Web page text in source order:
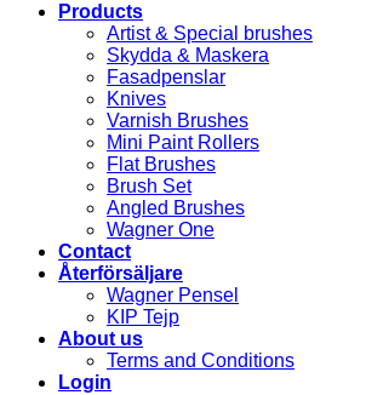
Products
Artist & Special brushes
Skydda & Maskera
Fasadpenslar
Knives
Varnish Brushes
Mini Paint Rollers
Flat Brushes
Brush Set
Angled Brushes
Wagner One
Contact
Återförsäljare
Wagner Pensel
KIP Tejp
About us
Terms and Conditions
Login